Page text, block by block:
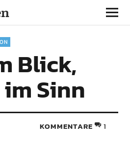
Blick,
Sinn
KOMMENTARE 1